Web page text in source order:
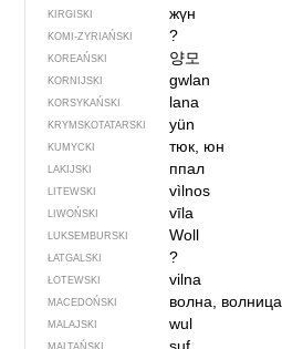
KIRGISKI жүн
KOMI-ZYRIAŃSKI ?
KOREAŃSKI 양모
KORNIJSKI gwlan
KORSYKAŃSKI lana
KRYMSKOTATARSKI yün
KUMYCKI тюк, юн
LAKIJSKI ппал
LITEWSKI vìlnos
LIWOŃSKI vīla
LUKSEMBURSKI Woll
ŁATGALSKI ?
ŁOTEWSKI vilna
MACEDOŃSKI волна, волница
MALAJSKI wul
MALTAŃSKI